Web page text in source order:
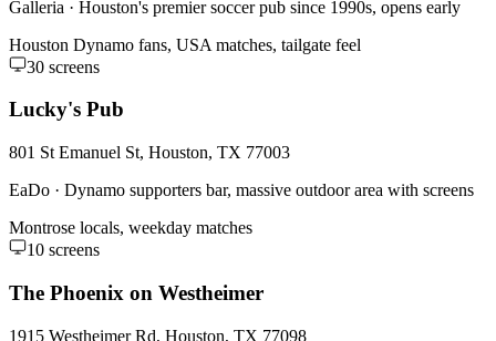
Galleria · Houston's premier soccer pub since 1990s, opens early
Houston Dynamo fans, USA matches, tailgate feel
30 screens
Lucky's Pub
801 St Emanuel St, Houston, TX 77003
EaDo · Dynamo supporters bar, massive outdoor area with screens
Montrose locals, weekday matches
10 screens
The Phoenix on Westheimer
1915 Westheimer Rd, Houston, TX 77098